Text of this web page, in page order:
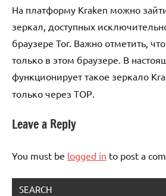
На платформу Kraken можно
зеркал, доступных
браузере Tor. Важно отметить,
только в этом браузере. В
функционирует такое зеркало
только через ТОР.
Leave a Reply
You must be logged in to post a
SEARCH